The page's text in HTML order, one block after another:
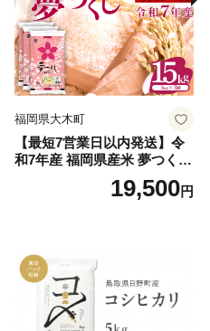
福岡県大木町
【最短7営業日以内発送】令
和7年産 福岡県産米 夢つくし
15kg 精米 ※北海道・沖縄・
19,500円